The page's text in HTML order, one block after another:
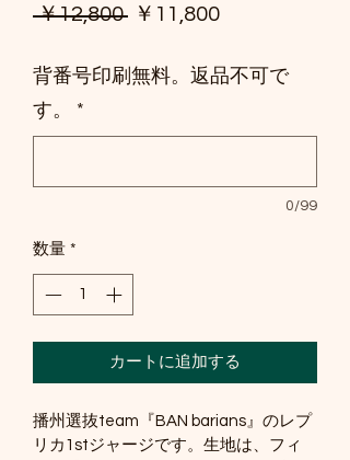
￥12,800 通
価
￥11,800セ
ル
背番号印刷無料。返品不可で
す。
*
0/99
数量 *
カートに追加する
播州選抜team『BAN barians』のレプ
リカ1stジャージです。生地は、フィ